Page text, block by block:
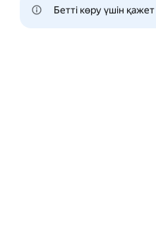
Бетті көру үшін қажет